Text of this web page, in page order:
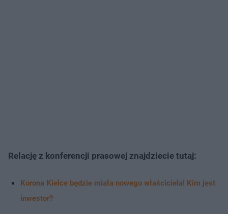
Relację z konferencji prasowej znajdziecie tutaj:
Korona Kielce będzie miała nowego właściciela! Kim jest
inwestor?